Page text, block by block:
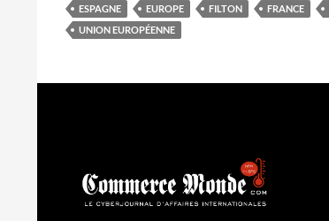
ESPAGNE
EUROPE FILTON FRANCE
UNION EUROPÉENNE